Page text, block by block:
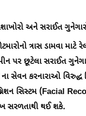
અને સરાઈત
ત્રાસ ડામવા
પર છૂટેલા સરાઈત
સેવન કરનારાઓ
સિસ્ટમ (Facial
સરળતાથી થઈ શકે.